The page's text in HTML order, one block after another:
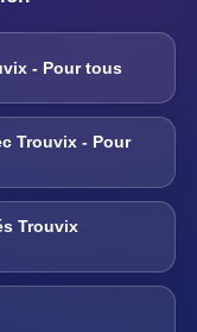
- Pour tous
Trouvix - Pour
Trouvix